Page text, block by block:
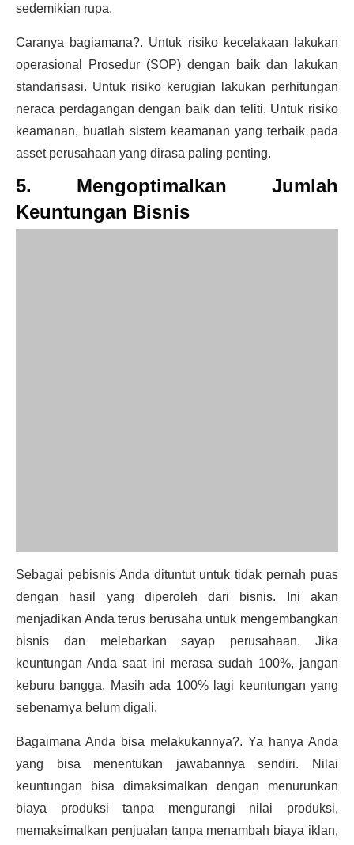
sedemikian rupa.
Caranya bagiamana?. Untuk risiko kecelakaan lakukan
operasional Prosedur (SOP) dengan baik dan lakukan
standarisasi. Untuk risiko kerugian lakukan perhitungan
neraca perdagangan dengan baik dan teliti. Untuk risiko
keamanan, buatlah sistem keamanan yang terbaik pada
asset perusahaan yang dirasa paling penting.
5. Mengoptimalkan Jumlah
Keuntungan Bisnis
Sebagai pebisnis Anda dituntut untuk tidak pernah puas
dengan hasil yang diperoleh dari bisnis. Ini akan
menjadikan Anda terus berusaha untuk mengembangkan
bisnis dan melebarkan sayap perusahaan. Jika
keuntungan Anda saat ini merasa sudah 100%, jangan
keburu bangga. Masih ada 100% lagi keuntungan yang
sebenarnya belum digali.
Bagaimana Anda bisa melakukannya?. Ya hanya Anda
yang bisa menentukan jawabannya sendiri. Nilai
keuntungan bisa dimaksimalkan dengan menurunkan
biaya produksi tanpa mengurangi nilai produksi,
memaksimalkan penjualan tanpa menambah biaya iklan,